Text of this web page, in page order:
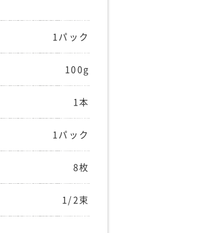
1パック
100g
1本
1パック
8枚
1/2束